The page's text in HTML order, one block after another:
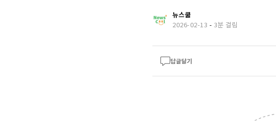
뉴스쿨
2026-02-13 - 3분 걸림
답글달기